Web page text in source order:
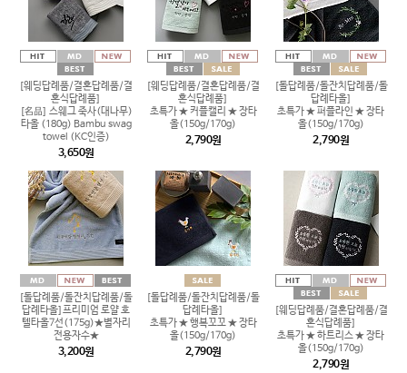
[웨딩답례품/결혼답례품/결
혼식답례품]
[名品] 스웨그 죽사(대나무)
타올 (180g) Bambu swag
towel (KC인증)
3,650원
[웨딩답례품/결혼답례품/결
혼식답례품]
초특가 ★ 커플캘리 ★ 장타
올(150g/170g)
2,790원
[돌답례품/돌잔치답례품/돌
답례타올]
초특가 ★ 퍼플라인 ★ 장타
올(150g/170g)
2,790원
[돌답례품/돌잔치답례품/돌
답례타올]프리미엄 로얄 호
텔타올7선(175g)★별자리
전용자수★
3,200원
[돌답례품/돌잔치답례품/돌
답례타올]
초특가 ★ 행복꼬꼬 ★ 장타
올(150g/170g)
2,790원
[웨딩답례품/결혼답례품/결
혼식답례품]
초특가 ★ 하트리스 ★ 장타
올(150g/170g)
2,790원